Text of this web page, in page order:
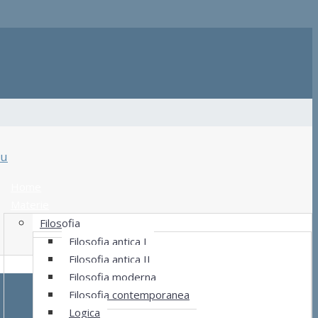
Filosofia
Filosofia antica I
Filosofia antica II
Filosofia moderna
Filosofia contemporanea
Logica